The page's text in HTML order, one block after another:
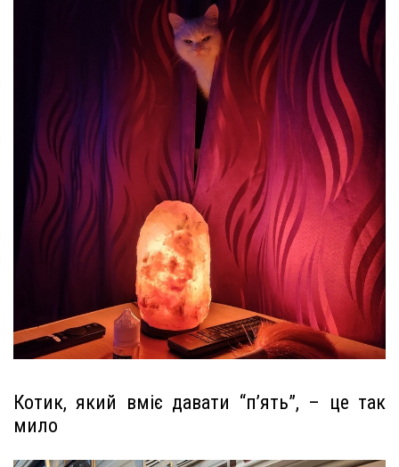
Котик, який вміє давати “п’ять”, – це так
мило